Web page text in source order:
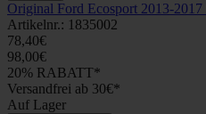
Original Ford Ecosport 2013-
Artikelnr.: 1835002
78,40€
98,00€
20% RABATT*
Versandfrei ab 30€*
Auf Lager